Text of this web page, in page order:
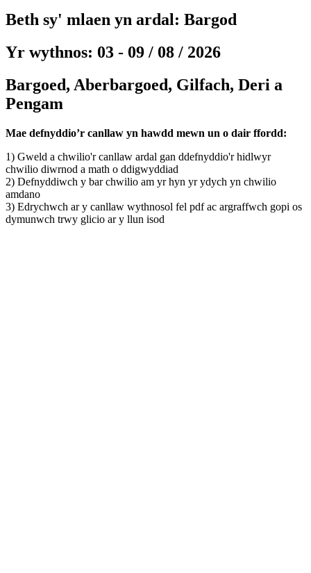
Beth sy' mlaen yn ardal: Bargod
Yr wythnos: 03 - 09 / 08 / 2026
Bargoed, Aberbargoed, Gilfach, Deri a
Pengam
Mae defnyddio’r canllaw yn hawdd mewn un o dair ffordd:
1) Gweld a chwilio'r canllaw ardal gan ddefnyddio'r hidlwyr
chwilio diwrnod a math o ddigwyddiad
2) Defnyddiwch y bar chwilio am yr hyn yr ydych yn chwilio
amdano
3) Edrychwch ar y canllaw wythnosol fel pdf ac argraffwch gopi os
dymunwch trwy glicio ar y llun isod